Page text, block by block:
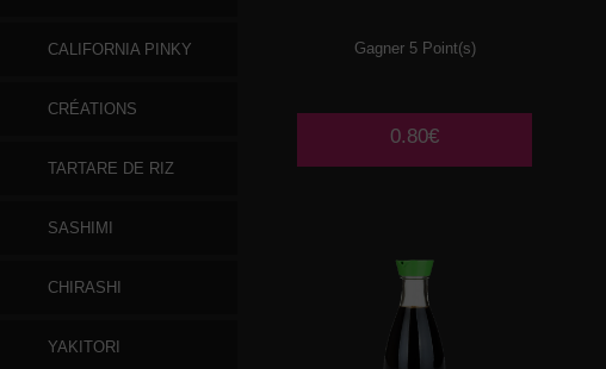
CALIFORNIA PINKY
CRÉATIONS
TARTARE DE RIZ
SASHIMI
CHIRASHI
YAKITORI
Gagner 5 Point(s)
0.80€